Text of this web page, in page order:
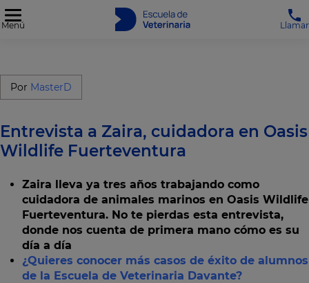
Menú Llamar
Por MasterD
Entrevista a Zaira, cuidadora en Oasis
Wildlife Fuerteventura
Zaira lleva ya tres años trabajando como
cuidadora de animales marinos en Oasis Wildlife
Fuerteventura. No te pierdas esta entrevista,
donde nos cuenta de primera mano cómo es su
día a día
¿Quieres conocer más casos de éxito de alumnos
de la Escuela de Veterinaria Davante?